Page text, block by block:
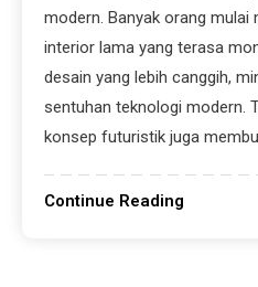
modern. Banyak orang mulai
interior lama yang terasa
desain yang lebih canggih,
sentuhan teknologi modern.
konsep futuristik juga
Continue Reading